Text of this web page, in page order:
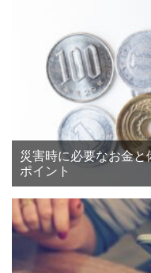
災害時に必要なお金
ポイント